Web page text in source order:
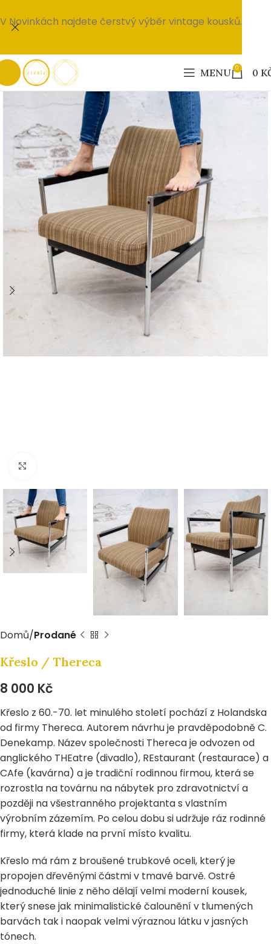
MENU 0 0
Domů Prodané
Křeslo / Thereca
8 000 Kč
Křeslo z 60.-70. let minulého století pochází z Holandska
od firmy Thereca. Autorem návrhu je pravděpodobně C.
Denekamp. Název společnosti Thereca je odvozen od
anglického THEatre (divadlo), REstaurant (restaurace) a
CAfe (kavárna) a je tradiční rodinnou firmou, která se
rozrostla na továrnu na nábytek pro zdravotnictví a
později na všestranného projektanta s vlastním
výrobním zázemím. Po celou dobu si udržuje ráz rodinné
firmy, která klade na první místo kvalitu.
Křeslo má rám z broušené trubkové oceli, který je
propojen dřevěnými částmi v tmavé barvě. Ostré
jednoduché linie z něho dělají velmi moderní kousek,
který snese jak minimalistické čalounění v tlumených
barvách tak i naopak velmi výraznou látku v jasných
tónech.
V Novinkách najdete čerstvý výběr vintage kousků.